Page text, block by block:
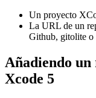
Un proyecto
La URL de un
Github, gitolite o
Añadiendo
Xcode 5